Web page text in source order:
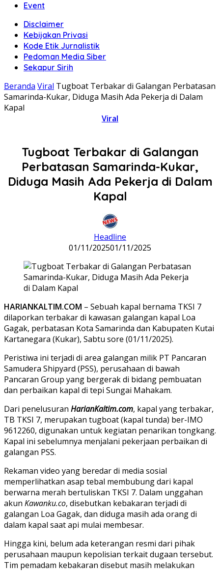
Event
Disclaimer
Kebijakan Privasi
Kode Etik Jurnalistik
Pedoman Media Siber
Sekapur Sirih
Beranda Viral Tugboat Terbakar di Galangan Perbatasan
Samarinda-Kukar, Diduga Masih Ada Pekerja di Dalam
Kapal
Viral
Tugboat Terbakar di Galangan
Perbatasan Samarinda-Kukar,
Diduga Masih Ada Pekerja di Dalam
Kapal
Headline
01/11/202501/11/2025
HARIANKALTIM.COM – Sebuah kapal bernama TKSI 7
dilaporkan terbakar di kawasan galangan kapal Loa
Gagak, perbatasan Kota Samarinda dan Kabupaten Kutai
Kartanegara (Kukar), Sabtu sore (01/11/2025).
Peristiwa ini terjadi di area galangan milik PT Pancaran
Samudera Shipyard (PSS), perusahaan di bawah
Pancaran Group yang bergerak di bidang pembuatan
dan perbaikan kapal di tepi Sungai Mahakam.
Dari penelusuran HarianKaltim.com, kapal yang terbakar,
TB TKSI 7, merupakan tugboat (kapal tunda) ber-IMO
9612260, digunakan untuk kegiatan penarikan tongkang.
Kapal ini sebelumnya menjalani pekerjaan perbaikan di
galangan PSS.
Rekaman video yang beredar di media sosial
memperlihatkan asap tebal membubung dari kapal
berwarna merah bertuliskan TKSI 7. Dalam unggahan
akun Kawanku.co, disebutkan kebakaran terjadi di
galangan Loa Gagak, dan diduga masih ada orang di
dalam kapal saat api mulai membesar.
Hingga kini, belum ada keterangan resmi dari pihak
perusahaan maupun kepolisian terkait dugaan tersebut.
Tim pemadam kebakaran disebut masih melakukan